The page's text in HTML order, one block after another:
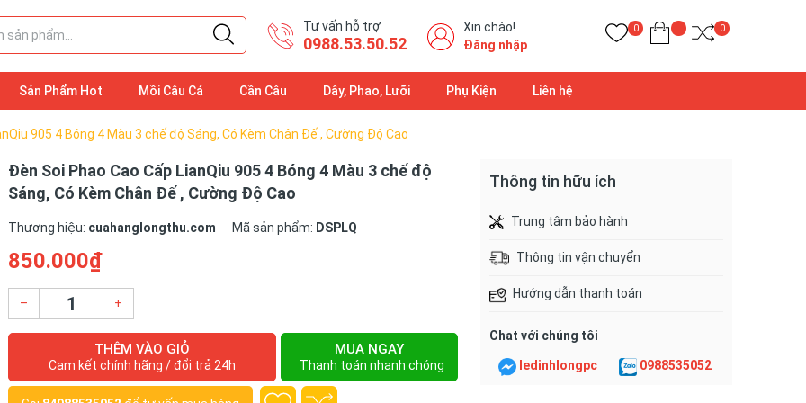
Tư vấn hỗ trợ
0988.53.50.52
Xin chào!
Đăng nhập
0 0
Sản Phẩm Hot Mồi Câu Cá Cần Câu Dây, Phao, Lưỡi Phụ Kiện Liên hệ
905 4 Bóng 4 Màu 3 chế độ Sáng, Có Kèm Chân Đế , Cường Độ Cao
Đèn Soi Phao Cao Cấp LianQiu 905 4 Bóng 4 Màu 3 chế độ
Sáng, Có Kèm Chân Đế , Cường Độ Cao
Thương hiệu: cuahanglongthu.com Mã sản phẩm: DSPLQ
850.000₫
– +
THÊM VÀO GIỎ
Cam kết chính hãng / đổi trả 24h
MUA NGAY
Thanh toán nhanh chóng
Thông tin hữu ích
Trung tâm bảo hành
Thông tin vận chuyển
Hướng dẫn thanh toán
Chat với chúng tôi
ledinhlongpc 0988535052